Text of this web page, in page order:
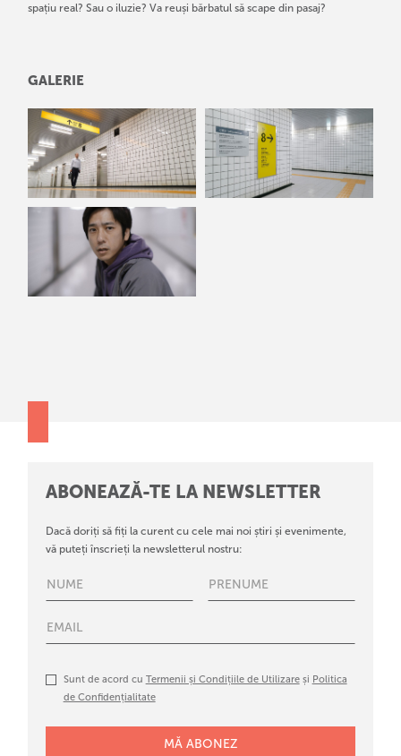
spațiu real? Sau o iluzie? Va reuși bărbatul să scape din pasaj?
GALERIE
ABONEAZĂ-TE LA NEWSLETTER
Dacă doriți să fiți la curent cu cele mai noi știri și evenimente,
vă puteți înscrieți la newsletterul nostru:
Sunt de acord cu Termenii și Condițiile de Utilizareși Politica
de Confidențialitate